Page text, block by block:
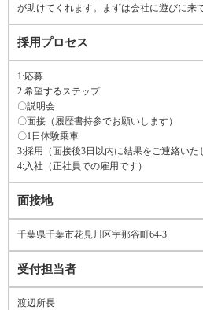
が助けてくれます。まずは会社に遊びに来
採用プロセス
1:応募
2:希望するステップ
〇説明会
〇面接（履歴書持参でお願いします）
〇1日体験乗車
3:採用（面接後3日以内に結果をご連絡い
4:入社（正社員での雇用です）
面接地
千葉県千葉市花見川区宇那谷町64-3
受付担当者
渡辺所長